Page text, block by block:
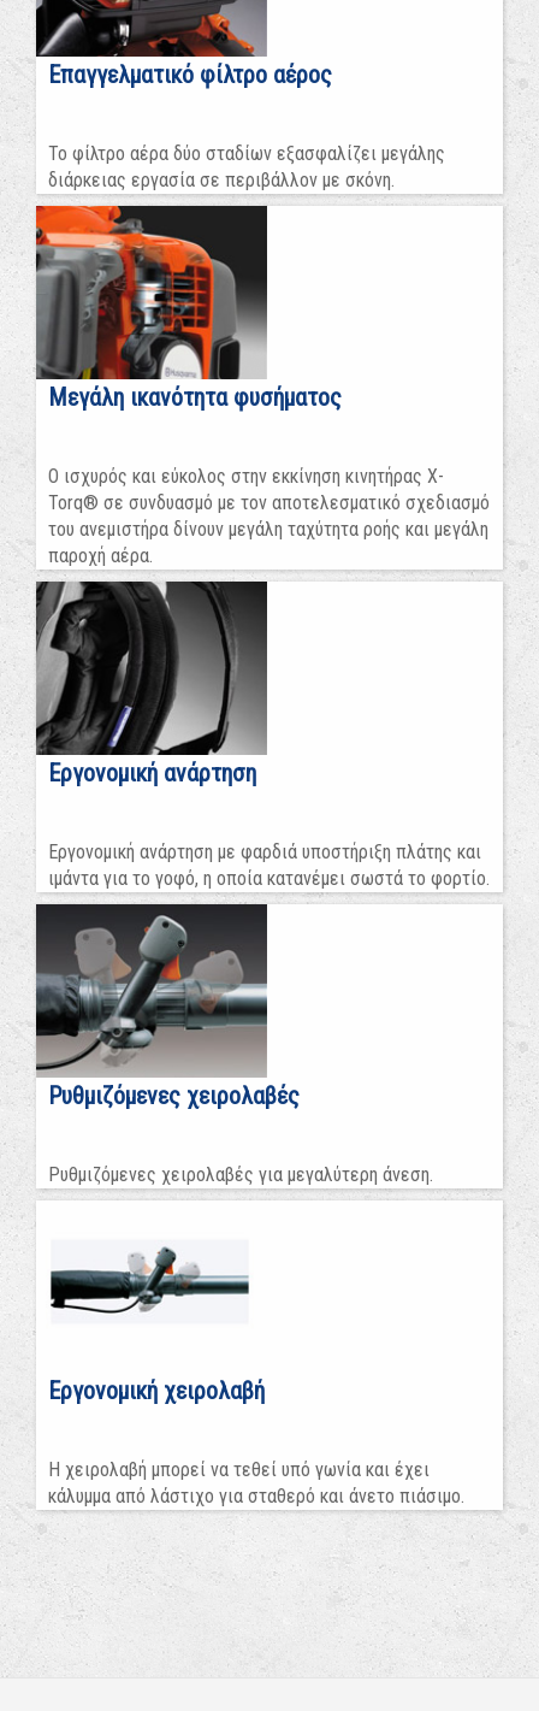
Επαγγελματικό φίλτρο αέρος
Το φίλτρο αέρα δύο σταδίων εξασφαλίζει μεγάλης
διάρκειας εργασία σε περιβάλλον με σκόνη.
Μεγάλη ικανότητα φυσήματος
Ο ισχυρός και εύκολος στην εκκίνηση κινητήρας X-
Torq® σε συνδυασμό με τον αποτελεσματικό σχεδιασμό
του ανεμιστήρα δίνουν μεγάλη ταχύτητα ροής και μεγάλη
παροχή αέρα.
Εργονομική ανάρτηση
Εργονομική ανάρτηση με φαρδιά υποστήριξη πλάτης και
ιμάντα για το γοφό, η οποία κατανέμει σωστά το φορτίο.
Ρυθμιζόμενες χειρολαβές
Ρυθμιζόμενες χειρολαβές για μεγαλύτερη άνεση.
Εργονομική χειρολαβή
Η χειρολαβή μπορεί να τεθεί υπό γωνία και έχει
κάλυμμα από λάστιχο για σταθερό και άνετο πιάσιμο.